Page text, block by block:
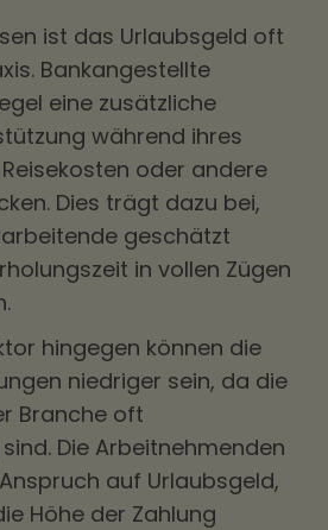
ist das Urlaubsgeld oft
Bankangestellte
eine zusätzliche
während ihres
oder andere
Dies trägt dazu bei,
geschätzt
in vollen Zügen
hingegen können die
niedriger sein, da die
Branche oft
Die Arbeitnehmenden
auf Urlaubsgeld,
Höhe der Zahlung